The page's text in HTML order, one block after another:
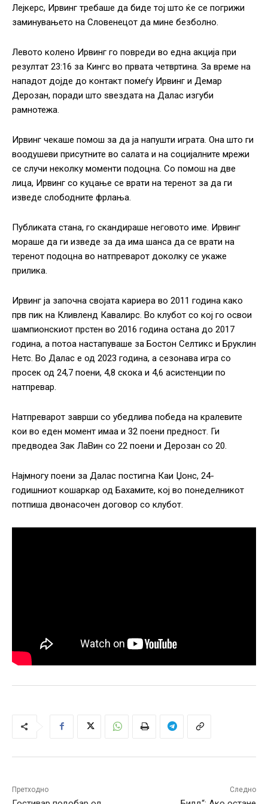
Лејкерс, Ирвинг требаше да биде тој што ќе се погрижи
заминувањето на Словенецот да мине безболно.
Левото колено Ирвинг го повреди во една акција при
резултат 23:16 за Кингс во првата четвртина. За време на
нападот дојде до контакт помеѓу Ирвинг и Демар
Дерозан, поради што ѕвездата на Далас изгуби
рамнотежа.
Ирвинг чекаше помош за да ја напушти играта. Она што ги
воодушеви присутните во салата и на социјалните мрежи
се случи неколку моменти подоцна. Со помош на две
лица, Ирвинг со куцање се врати на теренот за да ги
изведе слободните фрлања.
Публиката стана, го скандираше неговото име. Ирвинг
мораше да ги изведе за да има шанса да се врати на
теренот подоцна во натпреварот доколку се укаже
прилика.
Ирвинг ја започна својата кариера во 2011 година како
прв пик на Кливленд Кавалирс. Во клубот со кој го освои
шампионскиот прстен во 2016 година остана до 2017
година, а потоа настапуваше за Бостон Селтикс и Бруклин
Нетс. Во Далас е од 2023 година, а сезонава игра со
просек од 24,7 поени, 4,8 скока и 4,6 асистенции по
натпревар.
Натпреварот заврши со убедлива победа на кралевите
кои во еден момент имаа и 32 поени предност. Ги
предводеа Зак ЛаВин со 22 поени и Дерозан со 20.
Најмногу поени за Далас постигна Каи Џонс, 24-
годишниот кошаркар од Бахамите, кој во понеделникот
потпиша двонасочен договор со клубот.
Претходно Следно